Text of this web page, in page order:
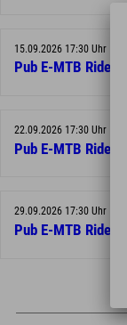
15.09.2026 17:30 Uhr
Pub E-MTB Ride
22.09.2026 17:30 Uhr
Pub E-MTB Ride
29.09.2026 17:30 Uhr
Pub E-MTB Ride